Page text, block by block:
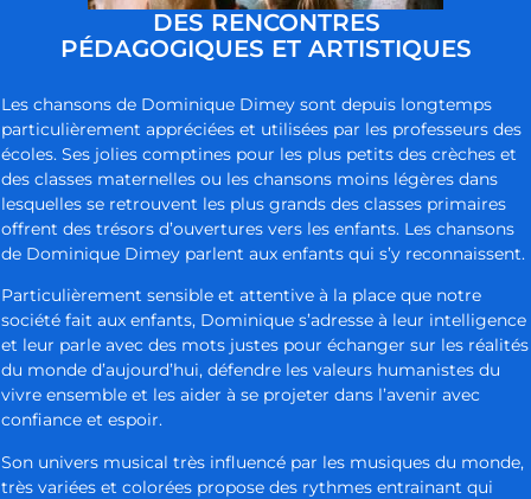
DES RENCONTRES
PÉDAGOGIQUES ET ARTISTIQUES
Les chansons de Dominique Dimey sont depuis longtemps
particulièrement appréciées et utilisées par les professeurs des
écoles. Ses jolies comptines pour les plus petits des crèches et
des classes maternelles ou les chansons moins légères dans
lesquelles se retrouvent les plus grands des classes primaires
offrent des trésors d’ouvertures vers les enfants. Les chansons
de Dominique Dimey parlent aux enfants qui s’y reconnaissent.
Particulièrement sensible et attentive à la place que notre
société fait aux enfants, Dominique s’adresse à leur intelligence
et leur parle avec des mots justes pour échanger sur les réalités
du monde d’aujourd’hui, défendre les valeurs humanistes du
vivre ensemble et les aider à se projeter dans l’avenir avec
confiance et espoir.
Son univers musical très influencé par les musiques du monde,
très variées et colorées propose des rythmes entrainant qui